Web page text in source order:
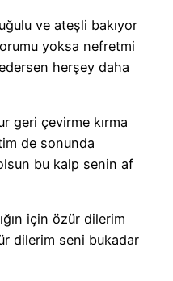
ve ateşli bakıyor
yoksa nefretmi
herşey daha
geri çevirme kırma
de sonunda
bu kalp senin af
için özür dilerim
dilerim seni bukadar